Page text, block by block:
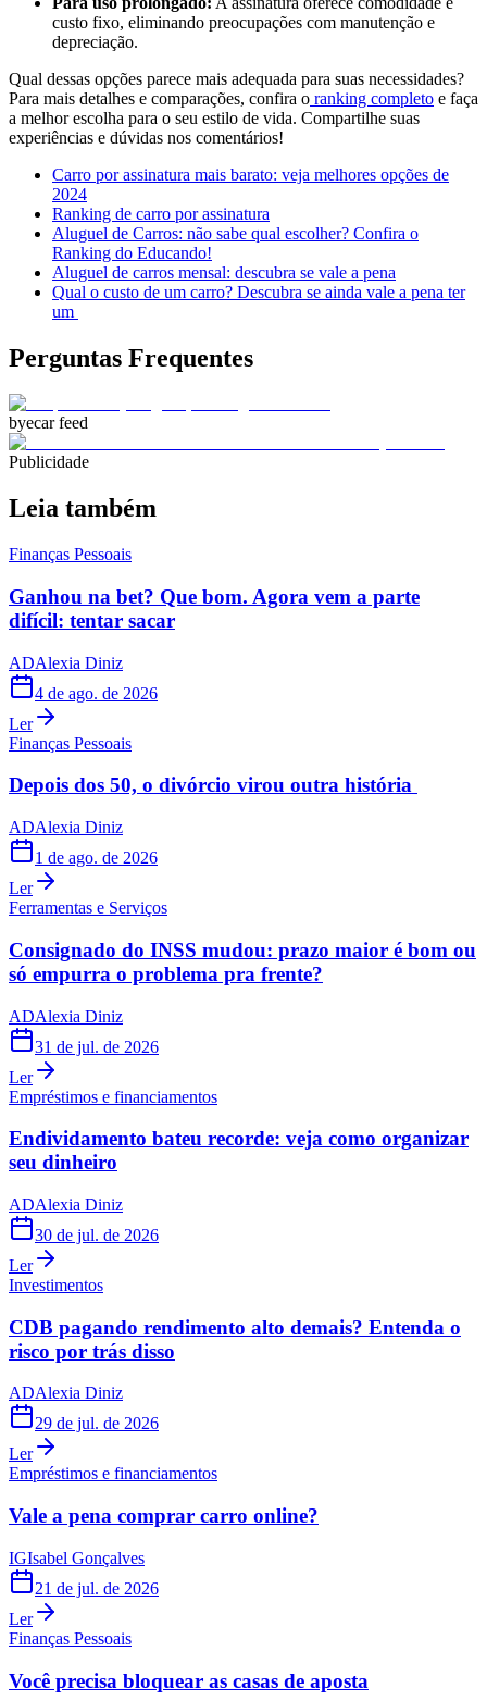
custo fixo, eliminando preocupações com manutenção e
depreciação.
Qual dessas opções parece mais adequada para suas necessidades?
Para mais detalhes e comparações, confira o ranking completo e faça
a melhor escolha para o seu estilo de vida. Compartilhe suas
experiências e dúvidas nos comentários!
Carro por assinatura mais barato: veja melhores opções de
2024
Ranking de carro por assinatura
Aluguel de Carros: não sabe qual escolher? Confira o
Ranking do Educando!
Aluguel de carros mensal: descubra se vale a pena
Qual o custo de um carro? Descubra se ainda vale a pena ter
um
Perguntas Frequentes
byecar feed
Publicidade
Leia também
Finanças Pessoais
Ganhou na bet? Que bom. Agora vem a parte
difícil: tentar sacar
ADAlexia Diniz
4 de ago. de 2026
Ler
Finanças Pessoais
Depois dos 50, o divórcio virou outra história
ADAlexia Diniz
1 de ago. de 2026
Ler
Ferramentas e Serviços
Consignado do INSS mudou: prazo maior é bom ou
só empurra o problema pra frente?
ADAlexia Diniz
31 de jul. de 2026
Ler
Empréstimos e financiamentos
Endividamento bateu recorde: veja como organizar
seu dinheiro
ADAlexia Diniz
30 de jul. de 2026
Ler
Investimentos
CDB pagando rendimento alto demais? Entenda o
risco por trás disso
ADAlexia Diniz
29 de jul. de 2026
Ler
Empréstimos e financiamentos
Vale a pena comprar carro online?
IGIsabel Gonçalves
21 de jul. de 2026
Ler
Finanças Pessoais
Você precisa bloquear as casas de aposta